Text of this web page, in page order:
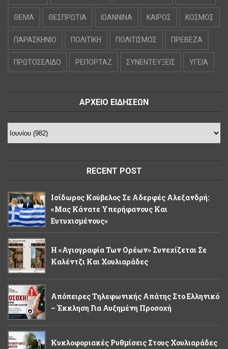
ΘΕΜΑ ΘΕΣΠΡΩΤΙΑ ΙΩΑΝΝΙΝΑ ΚΑΙΡΟΣ ΚΟΣΜΟΣ
ΠΑΡΑΣΚΗΝΙΟ ΠΟΛΙΤΙΚΗ ΠΟΛΙΤΙΣΜΟΣ ΠΡΕΒΕΖΑ
ΠΡΩΤΟΣΕΛΙΔΟ ΡΕΠΟΡΤΑΖ ΣΥΝΕΝΤΕΥΞΕΙΣ ΥΓΕΙΑ
ΑΡΧΕΙΟ ΕΙΔΗΣΕΩΝ
RECENT POST
Ισίδωρος Κούβελος Σε Αδερφές Αλεξανδρή:
«Μας Κάνατε Υπερήφανους Και
Ευτυχισμένους»
Η «Αγιογραφία Των Ορέων» Συνεχίζεται Σε
Καλέντζι Και Χουλιαράδες
Απόπειρες Τηλεφωνικής Απάτης Στο Ελληνικό
– Έκκληση Για Αυξημένη Προσοχή
Κυκλοφοριακές Ρυθμίσεις Στους Χουλιαράδες